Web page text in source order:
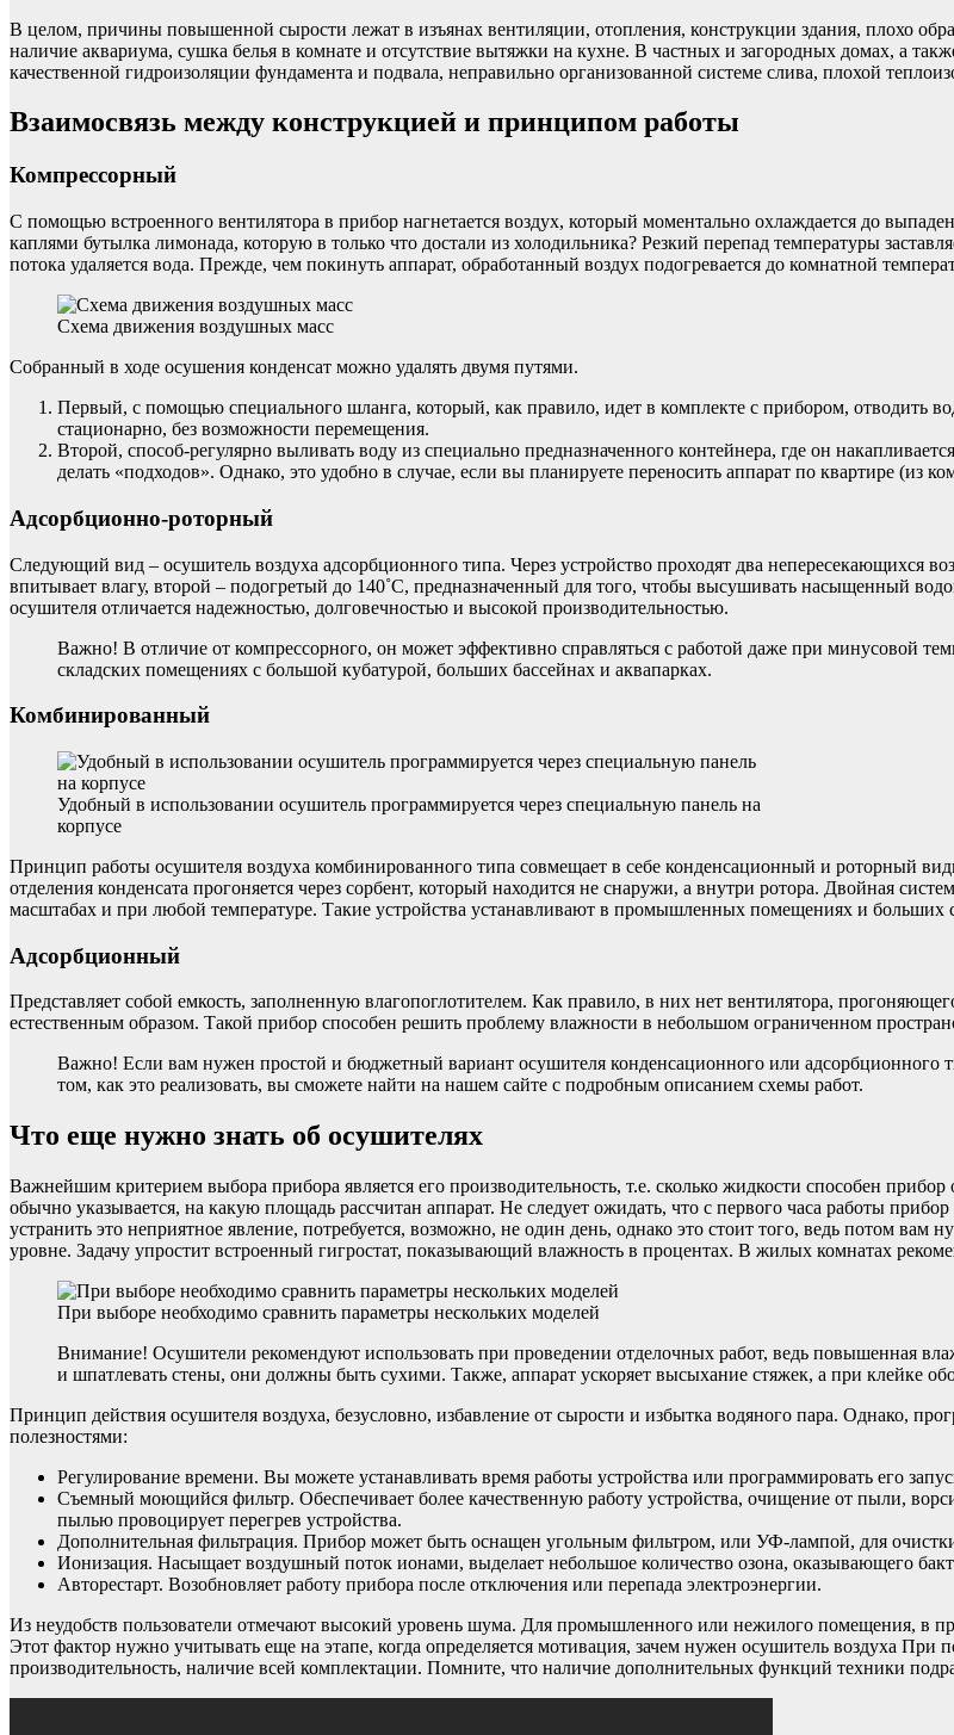
В целом, причины повышенной сырости лежат в изъянах вентиляции, отопления, конструкции здания, плохо
наличие аквариума, сушка белья в комнате и отсутствие вытяжки на кухне. В частных и загородных домах, а
качественной гидроизоляции фундамента и подвала, неправильно организованной системе слива, плохой
Взаимосвязь между конструкцией и принципом работы
Компрессорный
С помощью встроенного вентилятора в прибор нагнетается воздух, который моментально охлаждается до
каплями бутылка лимонада, которую в только что достали из холодильника? Резкий перепад температуры
потока удаляется вода. Прежде, чем покинуть аппарат, обработанный воздух подогревается до комнатной
Схема движения воздушных масс
Собранный в ходе осушения конденсат можно удалять двумя путями.
Первый, с помощью специального шланга, который, как правило, идет в комплекте с прибором, отводить
стационарно, без возможности перемещения.
Второй, способ-регулярно выливать воду из специально предназначенного контейнера, где он
делать «подходов». Однако, это удобно в случае, если вы планируете переносить аппарат по квартире (из
Адсорбционно-роторный
Следующий вид – осушитель воздуха адсорбционного типа. Через устройство проходят два непересекающихся
впитывает влагу, второй – подогретый до 140˚С, предназначенный для того, чтобы высушивать насыщенный
осушителя отличается надежностью, долговечностью и высокой производительностью.
Важно! В отличие от компрессорного, он может эффективно справляться с работой даже при минусовой
складских помещениях с большой кубатурой, больших бассейнах и аквапарках.
Комбинированный
Удобный в использовании осушитель программируется через специальную панель на
корпусе
Принцип работы осушителя воздуха комбинированного типа совмещает в себе конденсационный и роторный
отделения конденсата прогоняется через сорбент, который находится не снаружи, а внутри ротора. Двойная
масштабах и при любой температуре. Такие устройства устанавливают в промышленных помещениях и больших
Адсорбционный
Представляет собой емкость, заполненную влагопоглотителем. Как правило, в них нет вентилятора,
естественным образом. Такой прибор способен решить проблему влажности в небольшом ограниченном
Важно! Если вам нужен простой и бюджетный вариант осушителя конденсационного или адсорбционного
том, как это реализовать, вы сможете найти на нашем сайте с подробным описанием схемы работ.
Что еще нужно знать об осушителях
Важнейшим критерием выбора прибора является его производительность, т.е. сколько жидкости способен
обычно указывается, на какую площадь рассчитан аппарат. Не следует ожидать, что с первого часа работы
устранить это неприятное явление, потребуется, возможно, не один день, однако это стоит того, ведь потом вам
уровне. Задачу упростит встроенный гигростат, показывающий влажность в процентах. В жилых комнатах
При выборе необходимо сравнить параметры нескольких моделей
Внимание! Осушители рекомендуют использовать при проведении отделочных работ, ведь повышенная
и шпатлевать стены, они должны быть сухими. Также, аппарат ускоряет высыхание стяжек, а при клейке
Принцип действия осушителя воздуха, безусловно, избавление от сырости и избытка водяного пара. Однако,
полезностями:
Регулирование времени. Вы можете устанавливать время работы устройства или программировать его
Съемный моющийся фильтр. Обеспечивает более качественную работу устройства, очищение от пыли,
пылью провоцирует перегрев устройства.
Дополнительная фильтрация. Прибор может быть оснащен угольным фильтром, или УФ-лампой, для
Ионизация. Насыщает воздушный поток ионами, выделает небольшое количество озона, оказывающего
Авторестарт. Возобновляет работу прибора после отключения или перепада электроэнергии.
Из неудобств пользователи отмечают высокий уровень шума. Для промышленного или нежилого помещения, в
Этот фактор нужно учитывать еще на этапе, когда определяется мотивация, зачем нужен осушитель воздуха
производительность, наличие всей комплектации. Помните, что наличие дополнительных функций техники